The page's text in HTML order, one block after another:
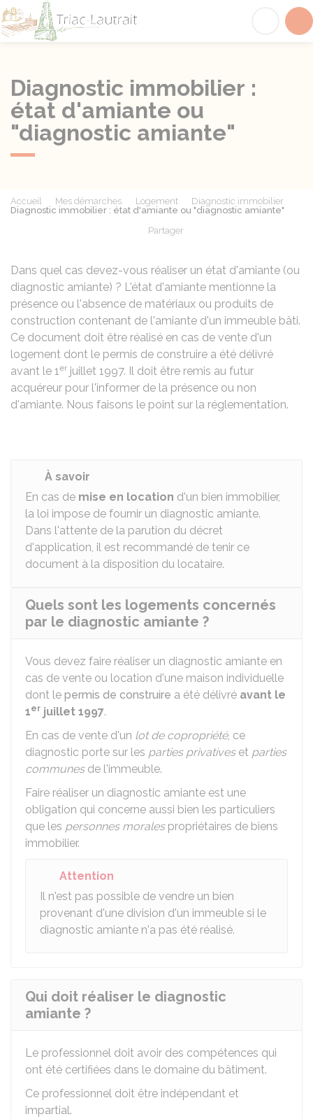
Diagnostic immobilier :
état d'amiante ou
"diagnostic amiante"
Accueil Mes démarches Logement
Diagnostic immobilier
Diagnostic immobilier : état d'amiante ou "diagnostic amiante"
Partager
Dans quel cas devez-vous réaliser un état d'amiante (ou
diagnostic amiante) ? L'état d'amiante mentionne la
présence ou l'absence de matériaux ou produits de
construction contenant de l'amiante d'un immeuble bâti.
Ce document doit être réalisé en cas de vente d'un
logement dont le permis de construire a été délivré
avant le 1er juillet 1997. Il doit être remis au futur
acquéreur pour l'informer de la présence ou non
d'amiante. Nous faisons le point sur la réglementation.
À savoir
En cas de mise en location d'un bien immobilier,
la loi impose de fournir un diagnostic amiante.
Dans l'attente de la parution du décret
d'application, il est recommandé de tenir ce
document à la disposition du locataire.
Quels sont les logements concernés
par le diagnostic amiante ?
Vous devez faire réaliser un diagnostic amiante en
cas de vente ou location d'une maison individuelle
dont le permis de construire a été délivré avant le
1er juillet 1997.
En cas de vente d'un lot de copropriété, ce
diagnostic porte sur les parties privativeset parties
communesde l'immeuble.
Faire réaliser un diagnostic amiante est une
obligation qui concerne aussi bien les particuliers
que les personnes moralespropriétaires de biens
immobilier.
Attention
Il n'est pas possible de vendre un bien
provenant d'une division d'un immeuble si le
diagnostic amiante n'a pas été réalisé.
Qui doit réaliser le diagnostic
amiante ?
Le professionnel doit avoir des compétences qui
ont été certifiées dans le domaine du bâtiment.
Ce professionnel doit être indépendant et
impartial.